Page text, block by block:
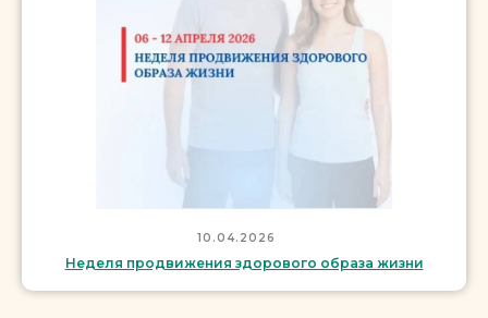
10.04.2026
Неделя продвижения здорового образа жизни